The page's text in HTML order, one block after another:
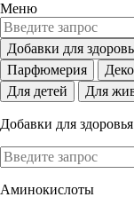
Меню
Добавки для
Парфюмерия
Для детей
Для
Добавки для здоровья
Аминокислоты